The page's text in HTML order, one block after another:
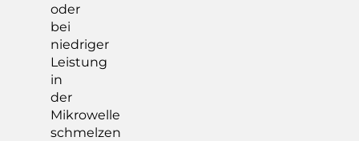
oder
bei
niedriger
Leistung
in
der
Mikrowelle
schmelzen